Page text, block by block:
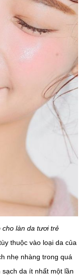
cho làn da tươi trẻ
thuộc vào loại da của
nhẹ nhàng trong quá
da ít nhất một lần